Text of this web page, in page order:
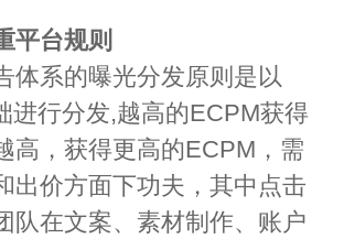
平台规则
系的曝光分发原则是以
进行分发,越高的ECPM获得
高，获得更高的ECPM，需
出价方面下功夫，其中点击
队在文案、素材制作、账户